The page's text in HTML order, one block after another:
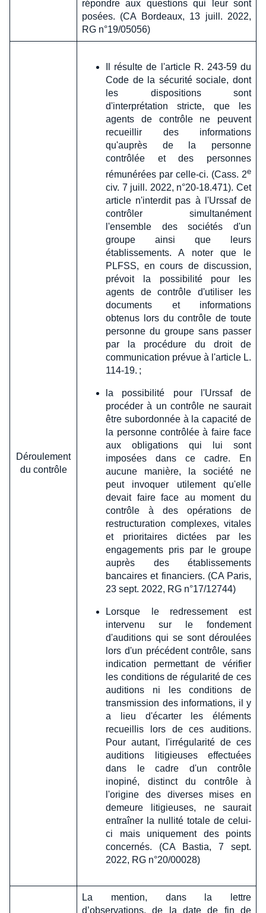
répondre aux questions qui leur sont
posées. (CA Bordeaux, 13 juill. 2022,
RG n°19/05056)
Déroulement
du contrôle
Il résulte de l'article R. 243-59 du
Code de la sécurité sociale, dont
les dispositions sont
d'interprétation stricte, que les
agents de contrôle ne peuvent
recueillir des informations
qu'auprès de la personne
contrôlée et des personnes
rémunérées par celle-ci. (Cass. 2e
civ. 7 juill. 2022, n°20-18.471). Cet
article n'interdit pas à l'Urssaf de
contrôler simultanément
l'ensemble des sociétés d'un
groupe ainsi que leurs
établissements. A noter que le
PLFSS, en cours de discussion,
prévoit la possibilité pour les
agents de contrôle d'utiliser les
documents et informations
obtenus lors du contrôle de toute
personne du groupe sans passer
par la procédure du droit de
communication prévue à l'article L.
114-19. ;
la possibilité pour l'Urssaf de
procéder à un contrôle ne saurait
être subordonnée à la capacité de
la personne contrôlée à faire face
aux obligations qui lui sont
imposées dans ce cadre. En
aucune manière, la société ne
peut invoquer utilement qu'elle
devait faire face au moment du
contrôle à des opérations de
restructuration complexes, vitales
et prioritaires dictées par les
engagements pris par le groupe
auprès des établissements
bancaires et financiers. (CA Paris,
23 sept. 2022, RG n°17/12744)
Lorsque le redressement est
intervenu sur le fondement
d'auditions qui se sont déroulées
lors d'un précédent contrôle, sans
indication permettant de vérifier
les conditions de régularité de ces
auditions ni les conditions de
transmission des informations, il y
a lieu d'écarter les éléments
recueillis lors de ces auditions.
Pour autant, l'irrégularité de ces
auditions litigieuses effectuées
dans le cadre d'un contrôle
inopiné, distinct du contrôle à
l'origine des diverses mises en
demeure litigieuses, ne saurait
entraîner la nullité totale de celui-
ci mais uniquement des points
concernés. (CA Bastia, 7 sept.
2022, RG n°20/00028)
La mention, dans la lettre
d’observations, de la date de fin de